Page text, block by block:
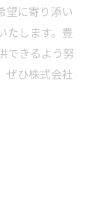
望に寄り添い
たします。豊
できるよう努
ぜひ株式会社